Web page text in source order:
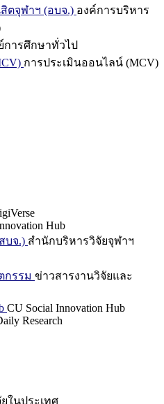
ตจุฬาฯ (อบจ.) องค์การบริหาร
การศึกษาทั่วไป
การประเมินออนไลน์ (MCV)
Hub
บจ.) สำนักบริหารวิจัยจุฬาฯ
กรรม ข่าวสารงานวิจัยและ
CU Social Innovation Hub
Research
ในประเทศ